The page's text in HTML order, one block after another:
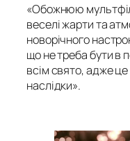
«Обожнюю
веселі жарти та
новорічного
що не треба бути в
всім свято, адже
наслідки».